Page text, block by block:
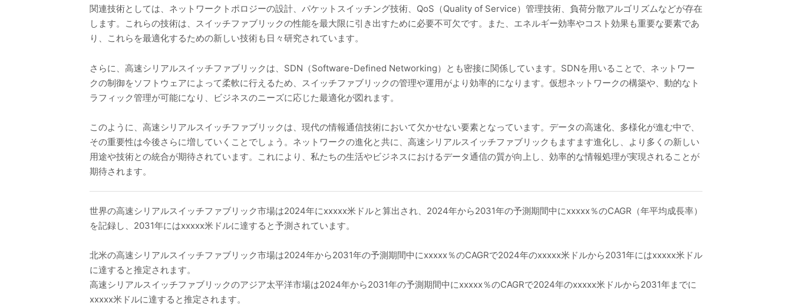
関連技術としては、ネットワークトポロジーの設計、パケットスイッチング技術、QoS（Quality of Service）管理技術、負荷分散アルゴリズムなどが存在
します。これらの技術は、スイッチファブリックの性能を最大限に引き出すために必要不可欠です。また、エネルギー効率やコスト効果も重要な要素であ
り、これらを最適化するための新しい技術も日々研究されています。
さらに、高速シリアルスイッチファブリックは、SDN（Software-Defined Networking）とも密接に関係しています。SDNを用いることで、ネットワー
クの制御をソフトウェアによって柔軟に行えるため、スイッチファブリックの管理や運用がより効率的になります。仮想ネットワークの構築や、動的なト
ラフィック管理が可能になり、ビジネスのニーズに応じた最適化が図れます。
このように、高速シリアルスイッチファブリックは、現代の情報通信技術において欠かせない要素となっています。データの高速化、多様化が進む中で、
その重要性は今後さらに増していくことでしょう。ネットワークの進化と共に、高速シリアルスイッチファブリックもますます進化し、より多くの新しい
用途や技術との統合が期待されています。これにより、私たちの生活やビジネスにおけるデータ通信の質が向上し、効率的な情報処理が実現されることが
期待されます。
世界の高速シリアルスイッチファブリック市場は2024年にxxxxx米ドルと算出され、2024年から2031年の予測期間中にxxxxx％のCAGR（年平均成長率）
を記録し、2031年にはxxxxx米ドルに達すると予測されています。
北米の高速シリアルスイッチファブリック市場は2024年から2031年の予測期間中にxxxxx％のCAGRで2024年のxxxxx米ドルから2031年にはxxxxx米ドル
に達すると推定されます。
高速シリアルスイッチファブリックのアジア太平洋市場は2024年から2031年の予測期間中にxxxxx％のCAGRで2024年のxxxxx米ドルから2031年までに
xxxxx米ドルに達すると推定されます。